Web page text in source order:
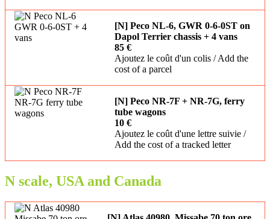
[N] Peco NL-6, GWR 0-6-0ST on
Dapol Terrier chassis + 4 vans
85 €
Ajoutez le coût d'un colis / Add the
cost of a parcel
[N] Peco NR-7F + NR-7G, ferry
tube wagons
10 €
Ajoutez le coût d'une lettre suivie /
Add the cost of a tracked letter
N scale, USA and Canada